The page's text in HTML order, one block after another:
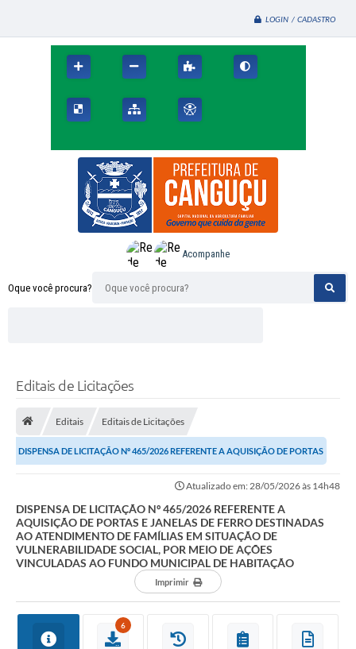
LOGIN / CADASTRO
Oque você procura?
Acompanhe
Editais de Licitações
Editais Editais de Licitações
DISPENSA DE LICITAÇÃO Nº 465/2026 REFERENTE A AQUISIÇÃO DE PORTAS
E JANELAS DE FERRO DESTINADAS AO...
Atualizado em: 28/05/2026 às 14h48
DISPENSA DE LICITAÇÃO Nº 465/2026 REFERENTE A
AQUISIÇÃO DE PORTAS E JANELAS DE FERRO DESTINADAS
AO ATENDIMENTO DE FAMÍLIAS EM SITUAÇÃO DE
VULNERABILIDADE SOCIAL, POR MEIO DE AÇÕES
VINCULADAS AO FUNDO MUNICIPAL DE HABITAÇÃO
Imprimir
6